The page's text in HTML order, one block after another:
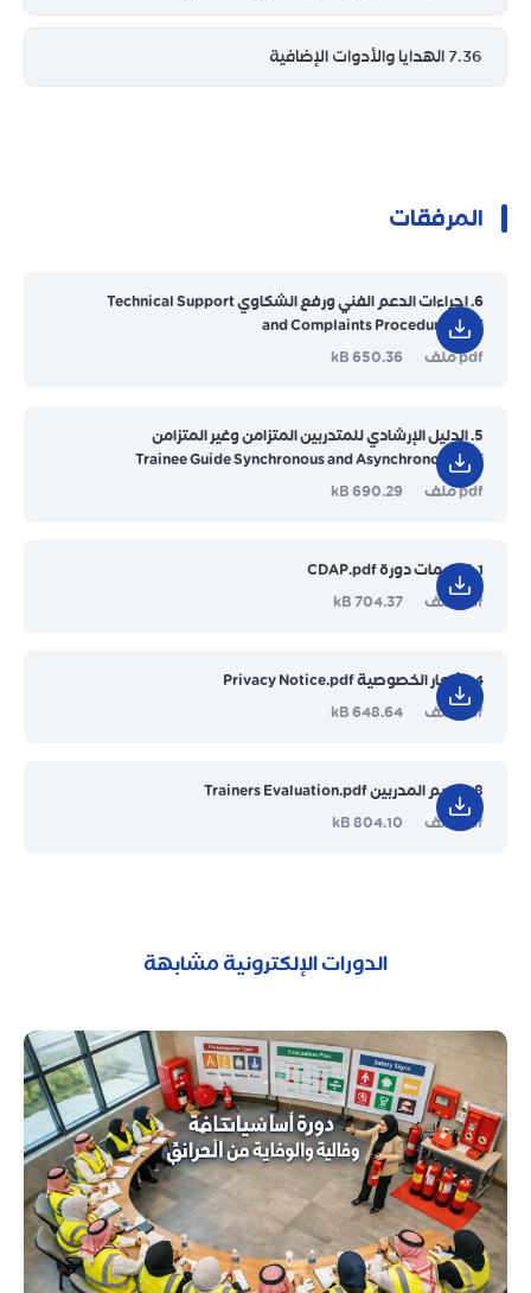
7.36 الهدايا والأدوات الإضافية
المرفقات
6. إجراءات الدعم الفني ورفع الشكاوي Technical Support
and Complaints Procedures.pdf
pdf ملف
650.36 kB
5. الدليل الإرشادي للمتدربين المتزامن وغير المتزامن
Trainee Guide Synchronous and Asynchronous.pdf
pdf ملف
690.29 kB
1. تعليمات دورة CDAP.pdf
pdf ملف
704.37 kB
4. اشعار الخصوصية Privacy Notice.pdf
pdf ملف
648.64 kB
8. تقييم المدربين Trainers Evaluation.pdf
pdf ملف
804.10 kB
الدورات الإلكترونية مشابهة